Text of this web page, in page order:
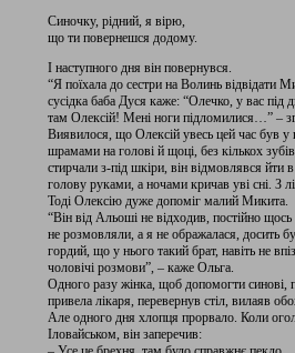
Синочку, рідний, я вірю,
що ти повернешся додому.
І наступного дня він повернувся.
“Я поїхала до сестри на Волинь відвідати
сусідка баба Дуся каже: “Олечко, у вас під
там Олексій! Мені ноги підломилися…” –
Виявилося, що Олексій увесь цей час був у
шрамами на голові й щоці, без кількох
стирчали з-під шкіри, він відмовлявся йти
голову руками, а ночами кричав уві сні. З
Тоді Олексію дуже допоміг малий Микита.
“Він від Альоші не відходив, постійно
не розмовляли, а я не ображалася, досить
гордий, що у нього такий брат, навіть не
чоловічі розмови”, – каже Ольга.
Одного разу жінка, щоб допомогти
привела лікаря, перевернув стіл, вилаяв
Але одного дня хлопця прорвало. Коли
Іловайськом, він заперечив: